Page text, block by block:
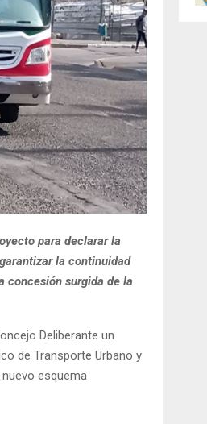
para declarar la
la continuidad
concesión surgida de la
Deliberante un
de Transporte Urbano y
esquema